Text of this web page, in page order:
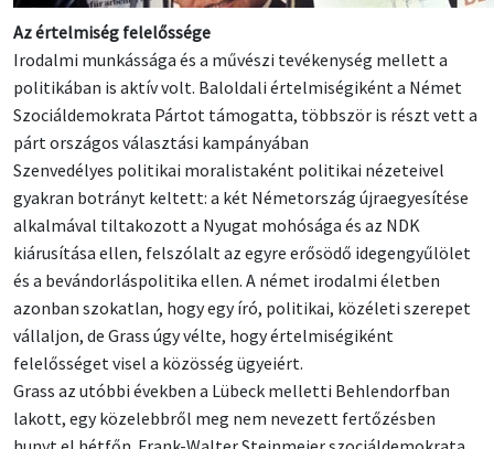
Az értelmiség felelőssége
Irodalmi munkássága és a művészi tevékenység mellett a
politikában is aktív volt. Baloldali értelmiségiként a Német
Szociáldemokrata Pártot támogatta, többször is részt vett a
párt országos választási kampányában
Szenvedélyes politikai moralistaként politikai nézeteivel
gyakran botrányt keltett: a két Németország újraegyesítése
alkalmával tiltakozott a Nyugat mohósága és az NDK
kiárusítása ellen, felszólalt az egyre erősödő idegengyűlölet
és a bevándorláspolitika ellen. A német irodalmi életben
azonban szokatlan, hogy egy író, politikai, közéleti szerepet
vállaljon, de Grass úgy vélte, hogy értelmiségiként
felelősséget visel a közösség ügyeiért.
Grass az utóbbi években a Lübeck melletti Behlendorfban
lakott, egy közelebbről meg nem nevezett fertőzésben